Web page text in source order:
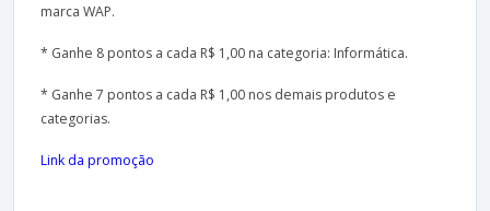
marca WAP.
* Ganhe 8 pontos a cada R$ 1,00 na categoria: Informática.
* Ganhe 7 pontos a cada R$ 1,00 nos demais produtos e
categorias.
Link da promoção